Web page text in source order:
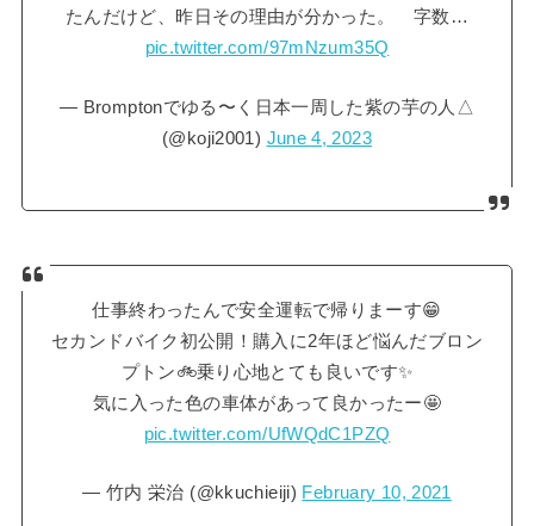
たんだけど、昨日その理由が分かった。 字数…
pic.twitter.com/97mNzum35Q
— Bromptonでゆる〜く日本一周した紫の芋の人△
(@koji2001) June 4, 2023
仕事終わったんで安全運転で帰りまーす😁
セカンドバイク初公開！購入に2年ほど悩んだブロン
プトン🚲乗り心地とても良いです✨
気に入った色の車体があって良かったー🤩
pic.twitter.com/UfWQdC1PZQ
— 竹内 栄治 (@kkuchieiji) February 10, 2021